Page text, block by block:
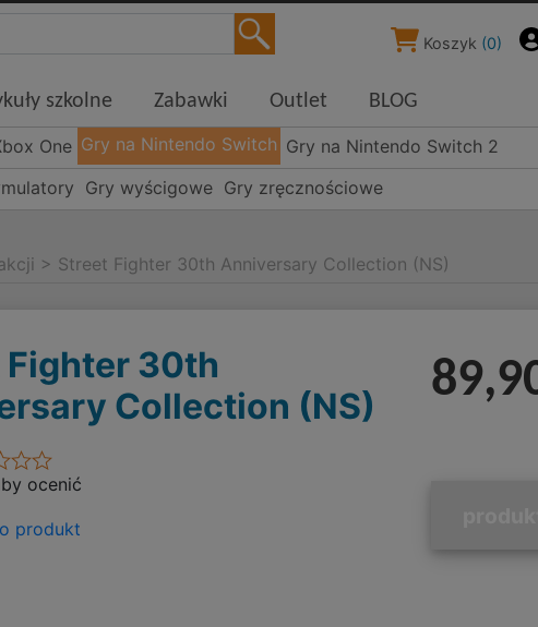
Koszyk (0)
szkolne Zabawki Outlet BLOG
One Gry na Nintendo Switch Gry na Nintendo Switch 2
Gry wyścigowe Gry zręcznościowe
> Street Fighter 30th Anniversary Collection (NS)
Fighter 30th
Collection (NS)
ocenić
produkt